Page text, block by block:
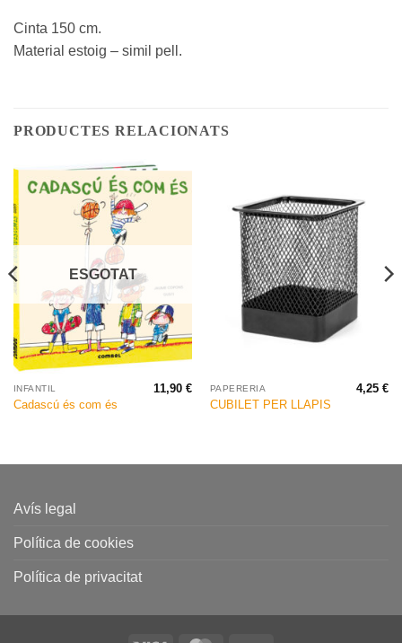
Cinta 150 cm.
Material estoig – simil pell.
PRODUCTES RELACIONATS
ESGOTAT
INFANTIL
Cadascú és com és
11,90€ PAPERERIA
CUBILET PER LLAPIS
4,25€
Avís legal
Política de cookies
Política de privacitat